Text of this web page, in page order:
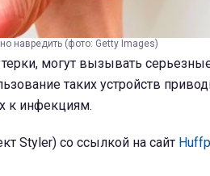
навредить (фото: Getty Images)
могут вызывать
таких устройств
к инфекциям.
Styler) со ссылкой на сайт